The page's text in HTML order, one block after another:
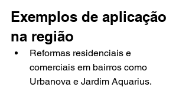
Exemplos de aplicação
na região
Reformas residenciais e
comerciais em bairros como
Urbanova e Jardim Aquarius.